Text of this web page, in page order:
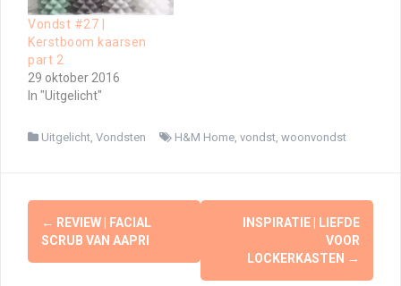
Vondst #27 |
Kerstboom kaarsen
part 2
29 oktober 2016
In "Uitgelicht"
Uitgelicht, Vondsten H&M Home, vondst, woonvondst
Berichtnavigatie
← REVIEW | FACIAL
SCRUB VAN AAPRI
INSPIRATIE | LIEFDE
VOOR
LOCKERKASTEN →